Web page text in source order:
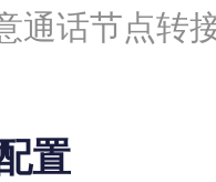
通话节点转
置